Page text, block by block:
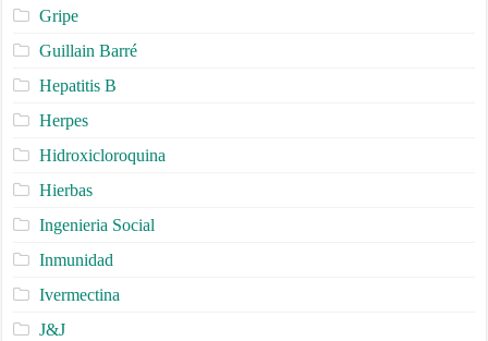
Gripe
Guillain Barré
Hepatitis B
Herpes
Hidroxicloroquina
Hierbas
Ingenieria Social
Inmunidad
Ivermectina
J&J